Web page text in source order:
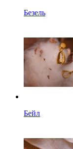
Безель
Бейл